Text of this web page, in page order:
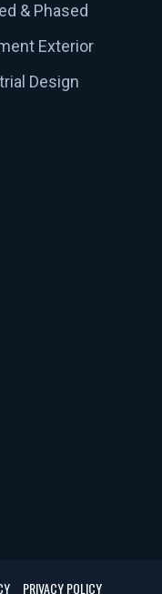
& Phased
Exterior
Design
PRIVACY POLICY